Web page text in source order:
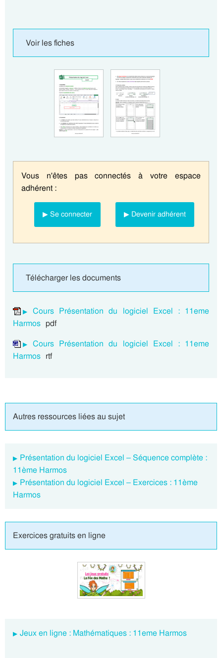
Voir les fiches
Vous n'êtes pas connectés à votre espace
adhérent :
▶ Se connecter ▶ Devenir adhérent
Télécharger les documents
Cours Présentation du logiciel Excel : 11eme
Harmos pdf
Cours Présentation du logiciel Excel : 11eme
Harmos rtf
Autres ressources liées au sujet
Présentation du logiciel Excel – Séquence complète :
11ème Harmos
Présentation du logiciel Excel – Exercices : 11ème
Harmos
Exercices gratuits en ligne
Jeux en ligne : Mathématiques : 11eme Harmos